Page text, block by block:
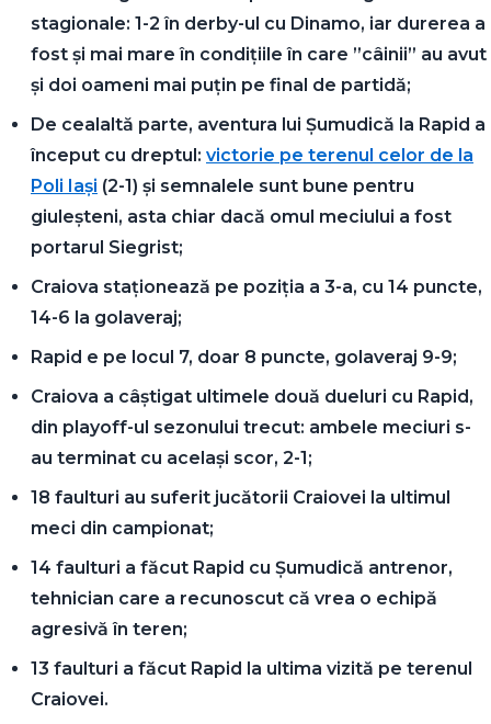
stagionale: 1-2 în derby-ul cu Dinamo, iar durerea a
fost și mai mare în condițiile în care ”câinii” au avut
și doi oameni mai puțin pe final de partidă;
De cealaltă parte, aventura lui Șumudică la Rapid a
început cu dreptul: victorie pe terenul celor de la
Poli Iași (2-1) și semnalele sunt bune pentru
giuleșteni, asta chiar dacă omul meciului a fost
portarul Siegrist;
Craiova staționează pe poziția a 3-a, cu 14 puncte,
14-6 la golaveraj;
Rapid e pe locul 7, doar 8 puncte, golaveraj 9-9;
Craiova a câștigat ultimele două dueluri cu Rapid,
din playoff-ul sezonului trecut: ambele meciuri s-
au terminat cu același scor, 2-1;
18 faulturi au suferit jucătorii Craiovei la ultimul
meci din campionat;
14 faulturi a făcut Rapid cu Șumudică antrenor,
tehnician care a recunoscut că vrea o echipă
agresivă în teren;
13 faulturi a făcut Rapid la ultima vizită pe terenul
Craiovei.